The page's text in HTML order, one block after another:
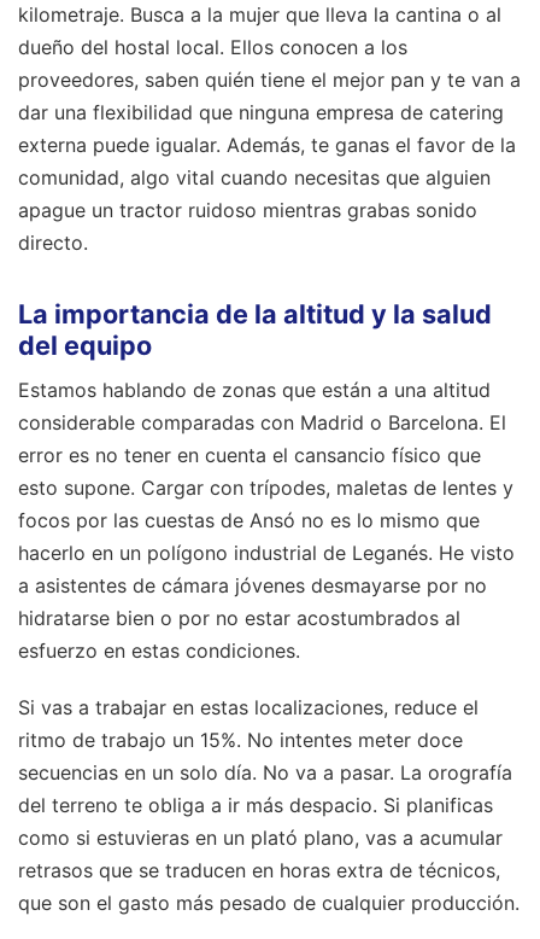
kilometraje. Busca a la mujer que lleva la cantina o al
dueño del hostal local. Ellos conocen a los
proveedores, saben quién tiene el mejor pan y te van a
dar una flexibilidad que ninguna empresa de catering
externa puede igualar. Además, te ganas el favor de la
comunidad, algo vital cuando necesitas que alguien
apague un tractor ruidoso mientras grabas sonido
directo.
La importancia de la altitud y la salud
del equipo
Estamos hablando de zonas que están a una altitud
considerable comparadas con Madrid o Barcelona. El
error es no tener en cuenta el cansancio físico que
esto supone. Cargar con trípodes, maletas de lentes y
focos por las cuestas de Ansó no es lo mismo que
hacerlo en un polígono industrial de Leganés. He visto
a asistentes de cámara jóvenes desmayarse por no
hidratarse bien o por no estar acostumbrados al
esfuerzo en estas condiciones.
Si vas a trabajar en estas localizaciones, reduce el
ritmo de trabajo un 15%. No intentes meter doce
secuencias en un solo día. No va a pasar. La orografía
del terreno te obliga a ir más despacio. Si planificas
como si estuvieras en un plató plano, vas a acumular
retrasos que se traducen en horas extra de técnicos,
que son el gasto más pesado de cualquier producción.